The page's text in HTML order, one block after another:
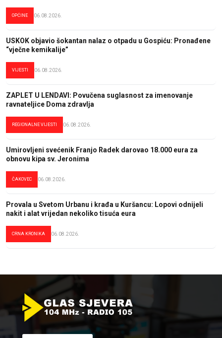
OPĆINE 06.08.2026.
USKOK objavio šokantan nalaz o otpadu u Gospiću: Pronađene
“vječne kemikalije”
VIJESTI 06.08.2026.
ZAPLET U LENDAVI: Povučena suglasnost za imenovanje
ravnateljice Doma zdravlja
REGIONALNE VIJESTI 06.08.2026.
Umirovljeni svećenik Franjo Radek darovao 18.000 eura za
obnovu kipa sv. Jeronima
ČAKOVEC 06.08.2026.
Provala u Svetom Urbanu i krađa u Kuršancu: Lopovi odnijeli
nakit i alat vrijedan nekoliko tisuća eura
CRNA KRONIKA 06.08.2026.